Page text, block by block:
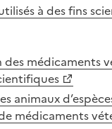
à des fins
médicaments
animaux
médicaments